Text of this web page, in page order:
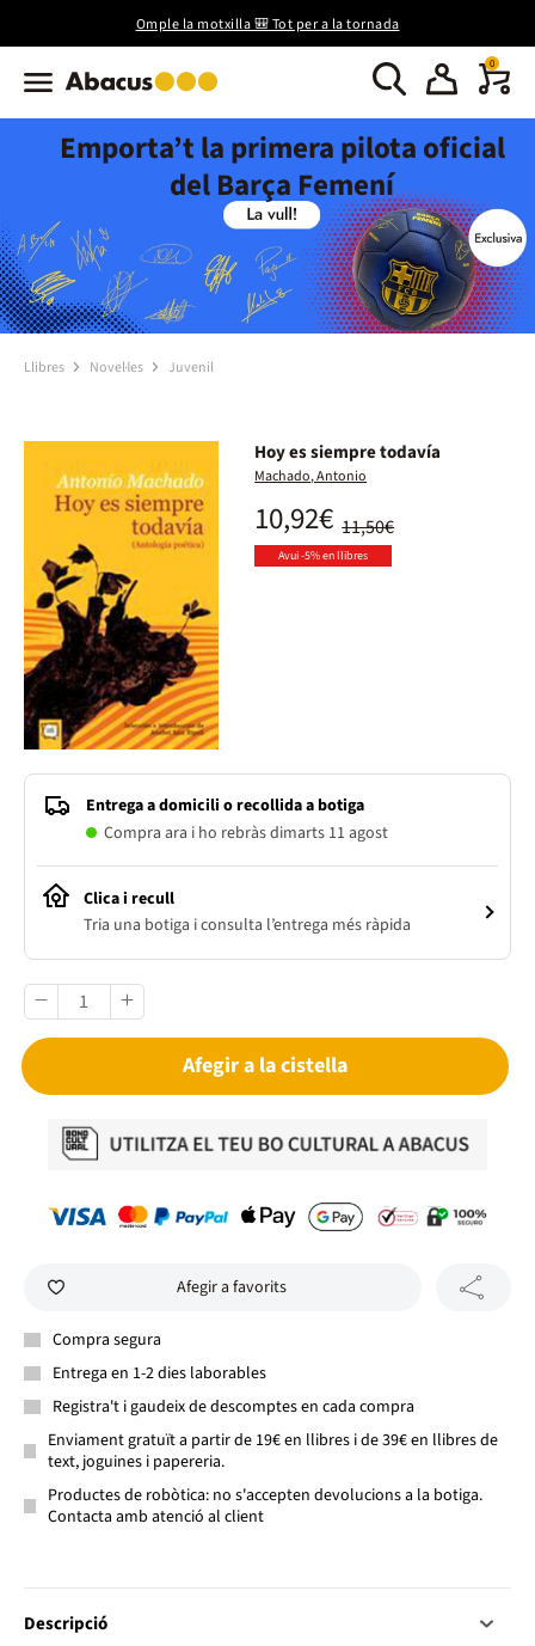
Omple la motxilla 🎒 Tot per a la tornada
0
Emporta’t la primera pilota oficial
del Barça Femení
Llibres Novel·les Juvenil
Hoy es siempre todavía
Machado, Antonio
11,50€
10,92€
Avui -5% en llibres
Entrega a domicili o recollida a botiga
Compra ara i ho rebràs dimarts 11 agost
Clica i recull
Tria una botiga i consulta l’entrega més ràpida
Afegir a la cistella
Afegir a favorits
Compra segura
Entrega en 1-2 dies laborables
Registra't i gaudeix de descomptes en cada compra
Enviament gratuït a partir de 19€ en llibres i de 39€ en llibres de
text, joguines i papereria.
Productes de robòtica: no s'accepten devolucions a la botiga.
Contacta amb atenció al client
Descripció